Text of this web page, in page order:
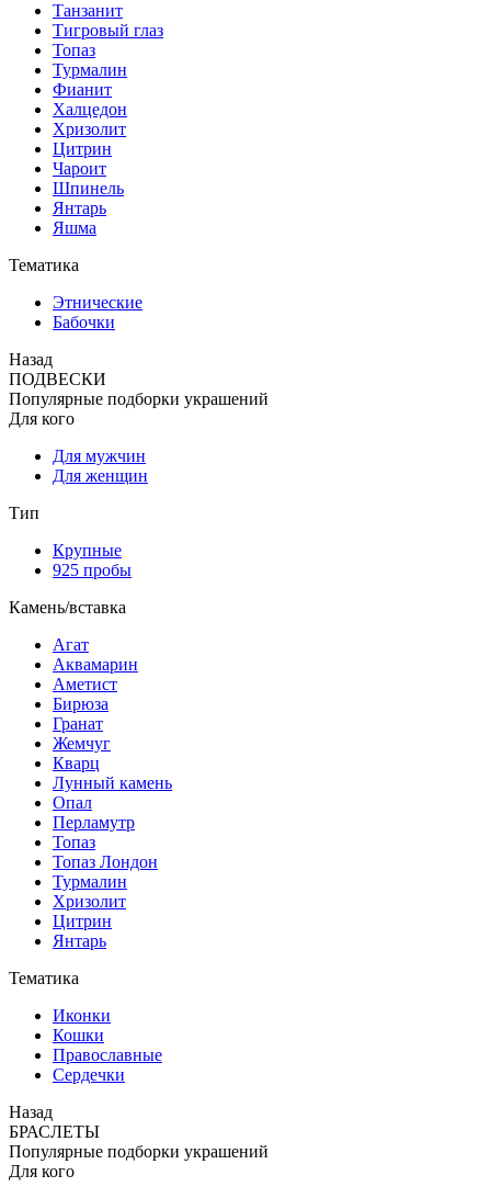
Танзанит
Тигровый глаз
Топаз
Турмалин
Фианит
Халцедон
Хризолит
Цитрин
Чароит
Шпинель
Янтарь
Яшма
Тематика
Этнические
Бабочки
Назад
ПОДВЕСКИ
Популярные подборки украшений
Для кого
Для мужчин
Для женщин
Тип
Крупные
925 пробы
Камень/вставка
Агат
Аквамарин
Аметист
Бирюза
Гранат
Жемчуг
Кварц
Лунный камень
Опал
Перламутр
Топаз
Топаз Лондон
Турмалин
Хризолит
Цитрин
Янтарь
Тематика
Иконки
Кошки
Православные
Сердечки
Назад
БРАСЛЕТЫ
Популярные подборки украшений
Для кого